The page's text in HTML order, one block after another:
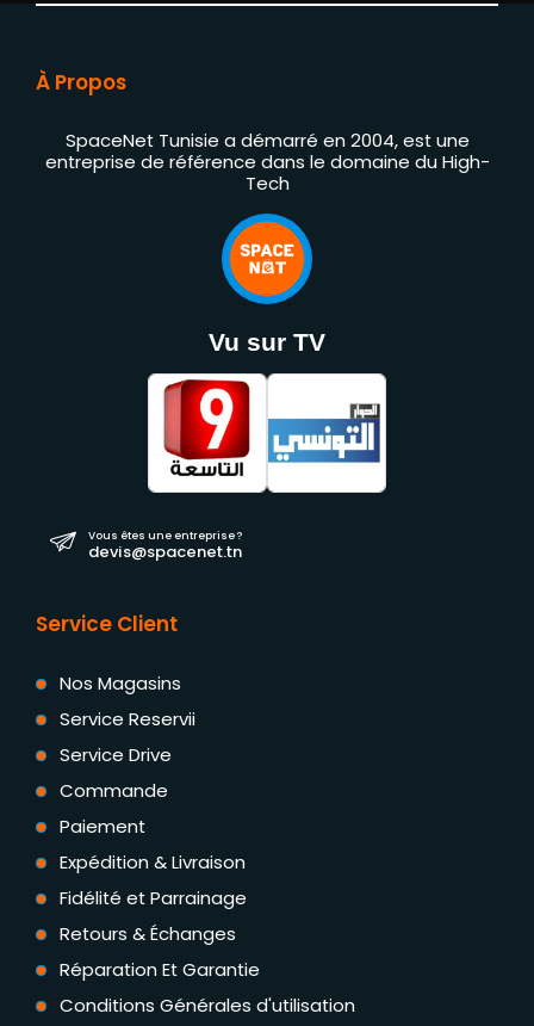
À Propos
SpaceNet Tunisie a démarré en 2004, est une
entreprise de référence dans le domaine du High-
Tech
Vu sur TV
Vous êtes une entreprise ?
devis@spacenet.tn
Service Client
Nos Magasins
Service Reservii
Service Drive
Commande
Paiement
Expédition & Livraison
Fidélité et Parrainage
Retours & Échanges
Réparation Et Garantie
Conditions Générales d'utilisation